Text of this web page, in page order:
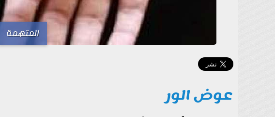
المتهمة
عوض الور